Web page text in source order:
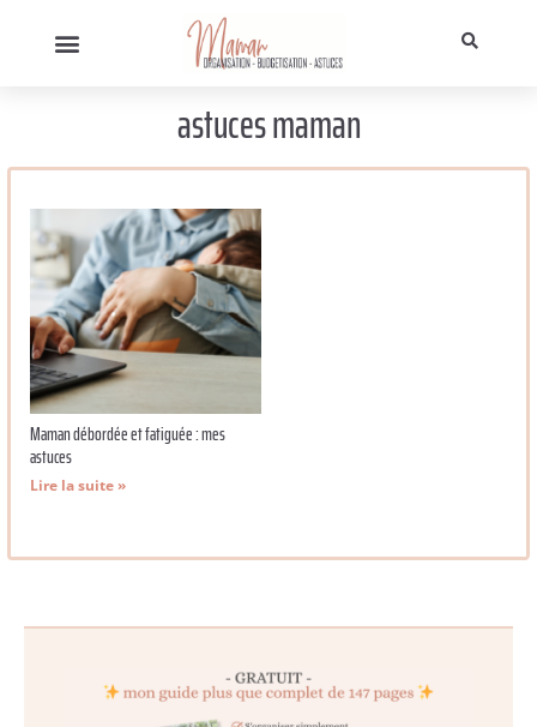
astuces maman
Maman débordée et fatiguée : mes
astuces
Lire la suite »